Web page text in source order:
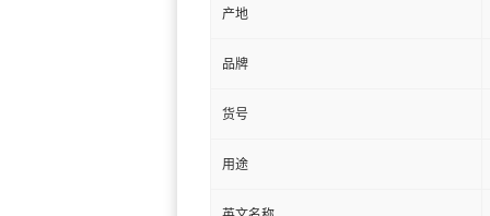
产地
品牌
货号
用途